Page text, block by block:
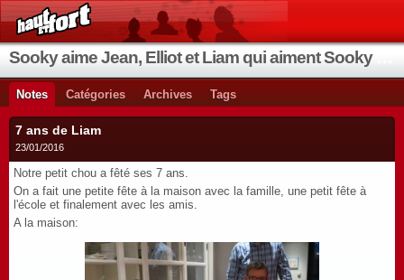
Notes Catégories Archives Tags
7 ans de Liam
23/01/2016
Notre petit chou a fêté ses 7 ans.
On a fait une petite fête à la maison avec la famille, une petit fête à
l'école et finalement avec les amis.
A la maison: